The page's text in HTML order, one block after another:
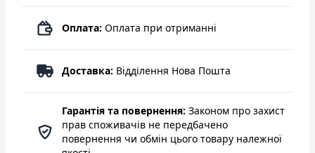
Оплата: Оплата при отриманні
Доставка: Відділення Нова Пошта
Гарантія та повернення: Законом про захист
прав споживачів не передбачено
повернення чи обмін цього товару належної